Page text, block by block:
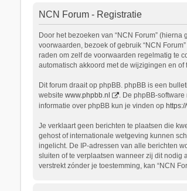
NCN Forum - Registratie
Door het bezoeken van “NCN Forum” (hierna
voorwaarden, bezoek of gebruik “NCN
raden om zelf de voorwaarden regelmatig te
automatisch akkoord met de wijzigingen en of
Dit forum draait op phpBB. phpBB is een
website www.phpbb.nl
. De phpBB-
informatie over phpBB kun je vinden op
Je verklaart geen berichten te plaatsen die
gehost of internationale wetgeving kunnen
ingelicht. De IP-adressen van alle berichten
sluiten of te verplaatsen wanneer zij dit nodig
verstrekt zónder je toestemming, kan “NCN